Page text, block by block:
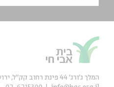
המלך ג'ורג' 44 פינת רחוב קק״ל, ירושלים